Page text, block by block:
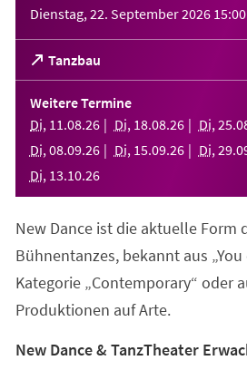
Dienstag, 22. September 2026 15:00
Tanzbau
(Öffnet
in
einem
neuen
Tab)
Weitere Termine
Di, 11 .08.26 Di, 18.08.26 Di, 25.
Di, 08.09.26 Di, 15.09.26 Di, 29.
Di, 13.10.26
New Dance ist die aktuelle Form
Bühnentanzes, bekannt aus „You
Kategorie „Contemporary“ oder
Produktionen auf Arte.
New Dance & TanzTheater